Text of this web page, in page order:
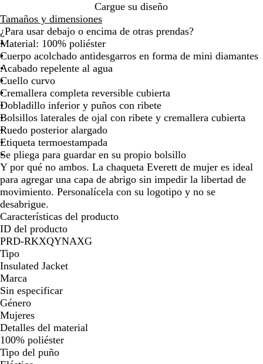
o
Cargue su diseño
Tamaños y dimensiones
¿Para usar debajo o encima de otras prendas?
Material: 100% poliéster
Cuerpo acolchado antidesgarros en forma de mini diamantes
Acabado repelente al agua
Cuello curvo
Cremallera completa reversible cubierta
Dobladillo inferior y puños con ribete
Bolsillos laterales de ojal con ribete y cremallera cubierta
Ruedo posterior alargado
Etiqueta termoestampada
Se pliega para guardar en su propio bolsillo
Y por qué no ambos. La chaqueta Everett de mujer es ideal
para agregar una capa de abrigo sin impedir la libertad de
movimiento. Personalícela con su logotipo y no se
desabrigue.
Características del producto
ID del producto
PRD-RKXQYNAXG
Tipo
Insulated Jacket
Marca
Sin especificar
Género
Mujeres
Detalles del material
100% poliéster
Tipo del puño